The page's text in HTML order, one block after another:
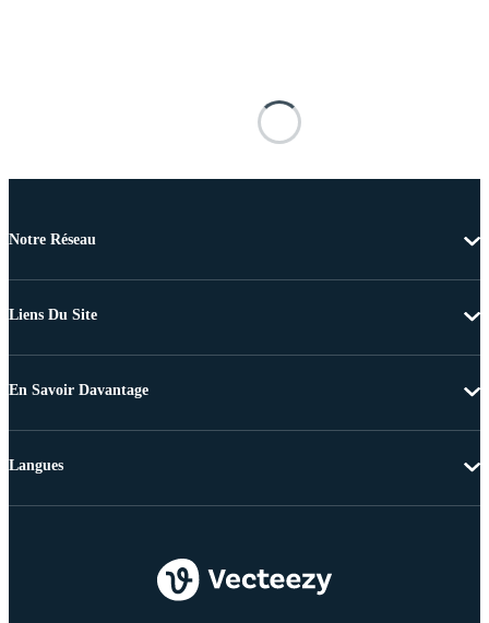
Notre Réseau
Liens Du Site
En Savoir Davantage
Langues